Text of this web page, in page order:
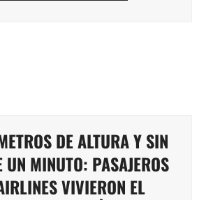
DE ALTURA Y SIN
UN MINUTO: PASAJEROS
VIVIERON EL